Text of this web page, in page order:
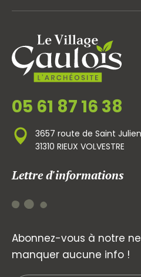
05 61 87 16 38
3657 route de Saint Julien
31310 RIEUX VOLVESTRE
Lettre d'informations
Abonnez-vous à notre
manquer aucune info !